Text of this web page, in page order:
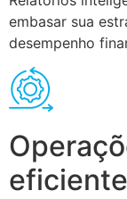
embasar sua
desempenho